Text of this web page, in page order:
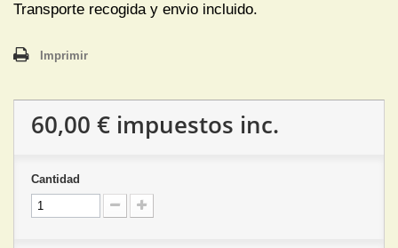
Transporte recogida y envio incluido.
Imprimir
60,00 € impuestos inc.
Cantidad